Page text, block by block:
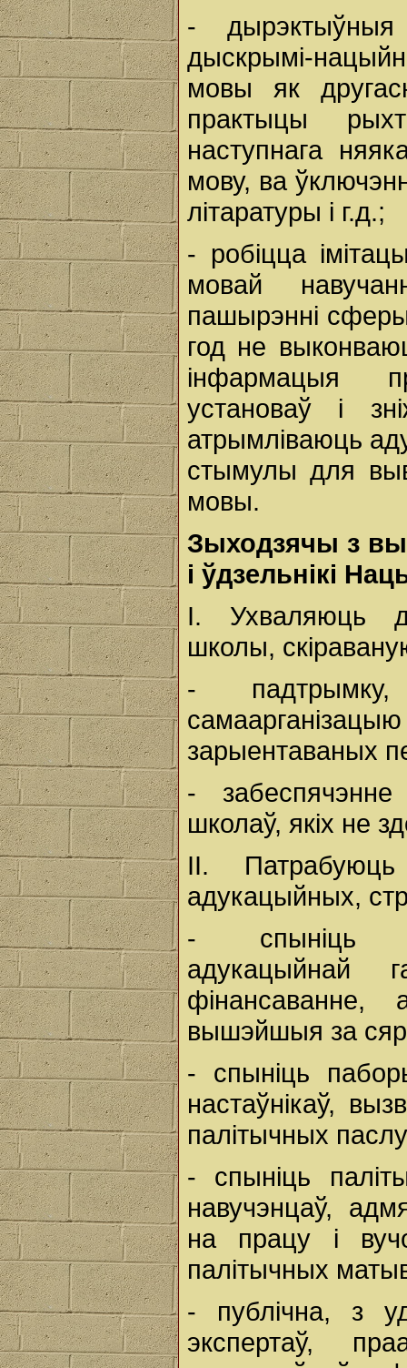
-
дыскрымі-
мовы як
практыцы
наступнага
мову, ва
літаратуры і г.д.;
- робіцца
мовай
пашырэнні
год не
інфармацыя
установаў і
атрымліваюць
стымулы для
мовы.
Зыходзячы з
і ўдзельнікі
І. Ухваляюць
школы,
- падтрымку,
зарыентаваных
- забеспячэнне
школаў, якіх не
ІІ.
адукацыйных,
- спыніць
адукацыйнай
вышэйшыя за
- спыніць
настаўнікаў,
палітычных
- спыніць
навучэнцаў,
на працу і
палітычных
- публічна, з
экспертаў,